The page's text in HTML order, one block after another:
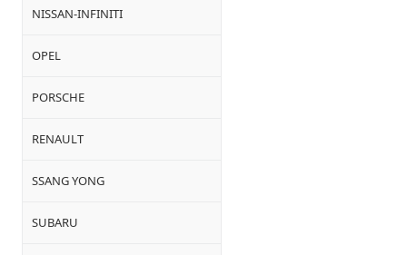
NISSAN-INFINITI
OPEL
PORSCHE
RENAULT
SSANG YONG
SUBARU